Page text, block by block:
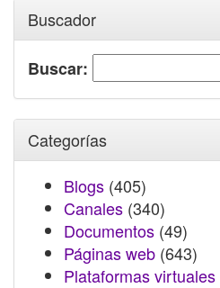
Buscador
Buscar:
Categorías
Blogs (405)
Canales (340)
Documentos (49)
Páginas web (643)
Plataformas virtuales